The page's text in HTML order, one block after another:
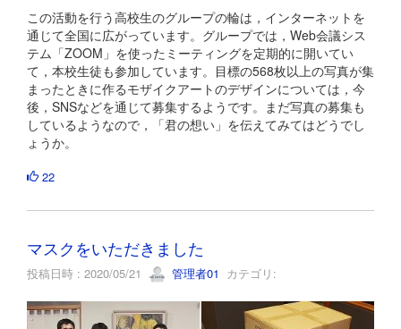
この活動を行う高校生のグループの輪は，インターネットを
通じて全国に広がっています。グループでは，Web会議シス
テム「ZOOM」を使ったミーティングを定期的に開いてい
て，本校生徒も参加しています。目標の568枚以上の写真が集
まったときに作るモザイクアートのデザインについては，今
後，SNSなどを通じて募集するようです。まだ写真の募集も
しているようなので，「君の想い」を伝えてみてはどうでし
ょうか。
22
マスクをいただきました
投稿日時 : 2020/05/21 管理者01 カテゴリ: